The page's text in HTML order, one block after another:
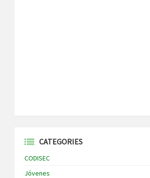
CATEGORIES
CODISEC
Jóvenes